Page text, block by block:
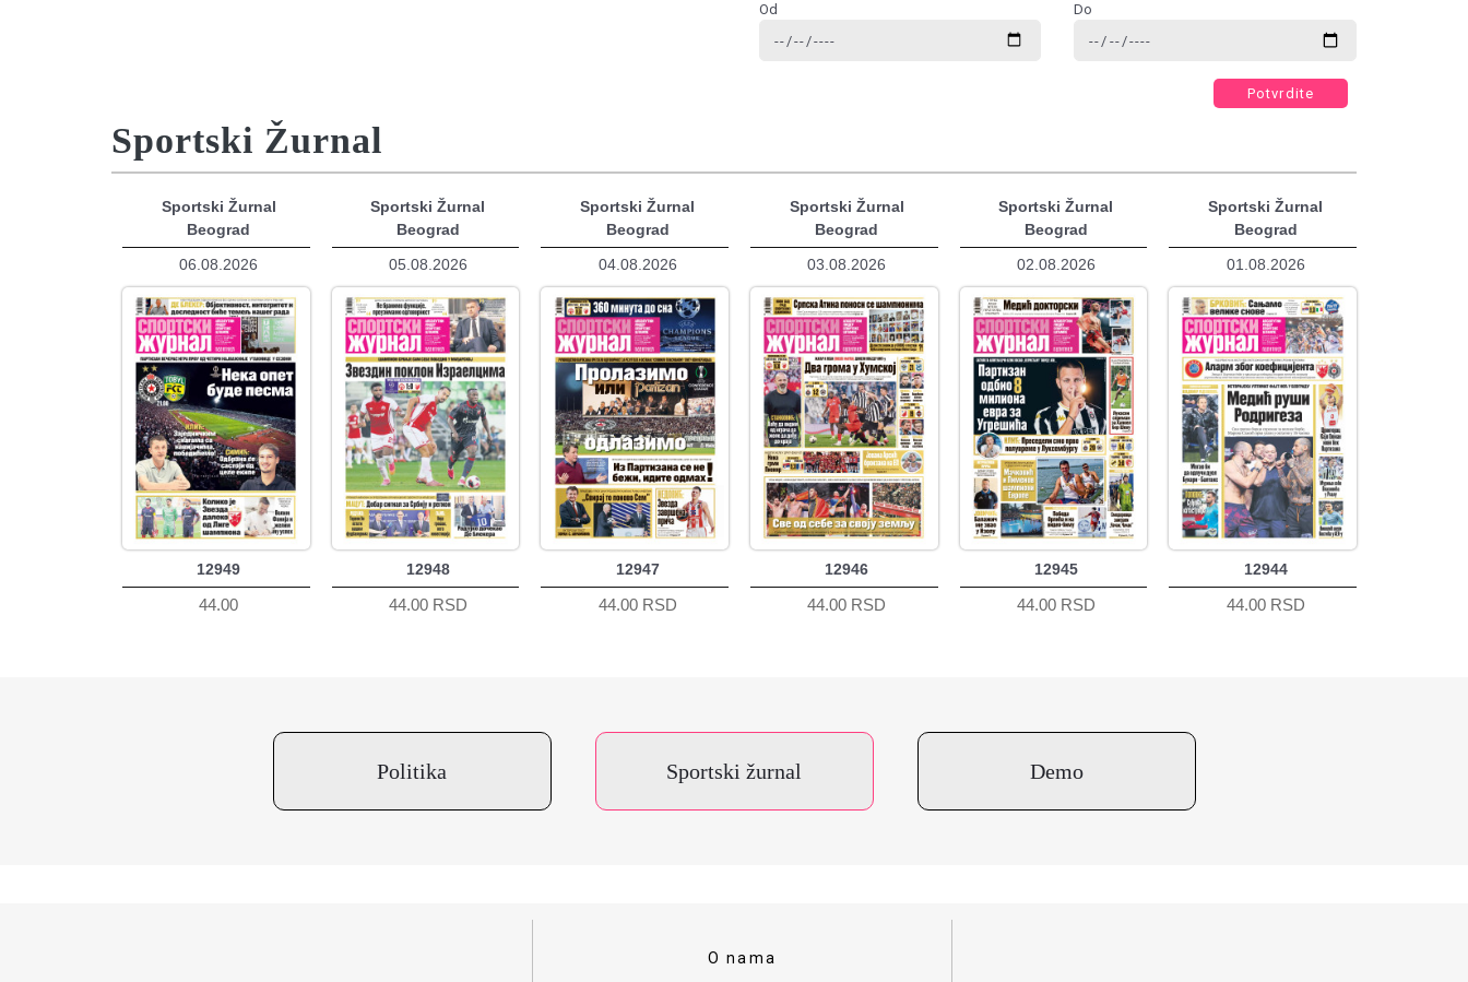
Od Do
Potvrdite
Sportski Žurnal
Sportski Žurnal
Beograd
06.08.2026
12949
44.00
Sportski Žurnal
Beograd
05.08.2026
12948
44.00 RSD
Sportski Žurnal
Beograd
04.08.2026
12947
44.00 RSD
Sportski Žurnal
Beograd
03.08.2026
12946
44.00 RSD
Sportski Žurnal
Beograd
02.08.2026
12945
44.00 RSD
Sportski Žurnal
Beograd
01.08.2026
12944
44.00 RSD
Politika Sportski žurnal Demo
O nama